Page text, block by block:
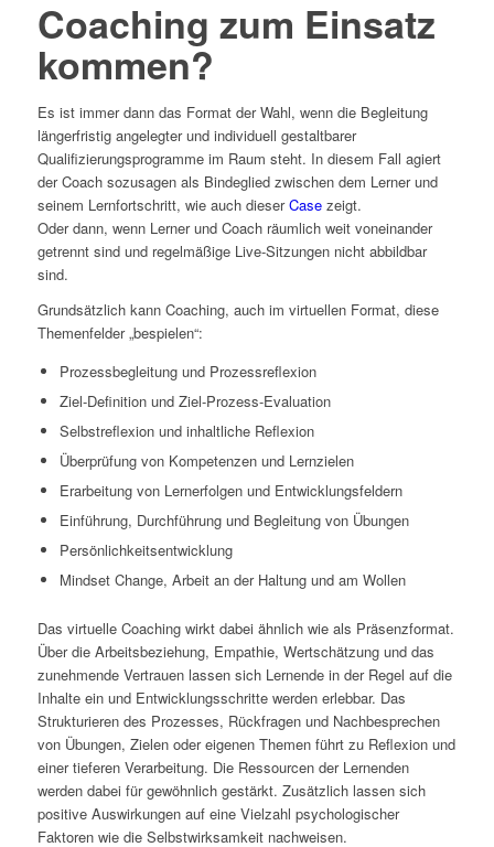
Coaching zum Einsatz
kommen?
Es ist immer dann das Format der Wahl, wenn die Begleitung
längerfristig angelegter und individuell gestaltbarer
Qualifizierungsprogramme im Raum steht. In diesem Fall agiert
der Coach sozusagen als Bindeglied zwischen dem Lerner und
seinem Lernfortschritt, wie auch dieserCasezeigt.
Oder dann, wenn Lerner und Coach räumlich weit voneinander
getrennt sind und regelmäßige Live-Sitzungen nicht abbildbar
sind.
Grundsätzlich kann Coaching, auch im virtuellen Format, diese
Themenfelder „bespielen“:
Prozessbegleitung und Prozessreflexion
Ziel-Definition und Ziel-Prozess-Evaluation
Selbstreflexion und inhaltliche Reflexion
Überprüfung von Kompetenzen und Lernzielen
Erarbeitung von Lernerfolgen und Entwicklungsfeldern
Einführung, Durchführung und Begleitung von Übungen
Persönlichkeitsentwicklung
Mindset Change, Arbeit an der Haltung und am Wollen
Das virtuelle Coaching wirkt dabei ähnlich wie als Präsenzformat.
Über die Arbeitsbeziehung, Empathie, Wertschätzung und das
zunehmende Vertrauen lassen sich Lernende in der Regel auf die
Inhalte ein und Entwicklungsschritte werden erlebbar. Das
Strukturieren des Prozesses, Rückfragen und Nachbesprechen
von Übungen, Zielen oder eigenen Themen führt zu Reflexion und
einer tieferen Verarbeitung. Die Ressourcen der Lernenden
werden dabei für gewöhnlich gestärkt. Zusätzlich lassen sich
positive Auswirkungen auf eine Vielzahl psychologischer
Faktoren wie die Selbstwirksamkeit nachweisen.